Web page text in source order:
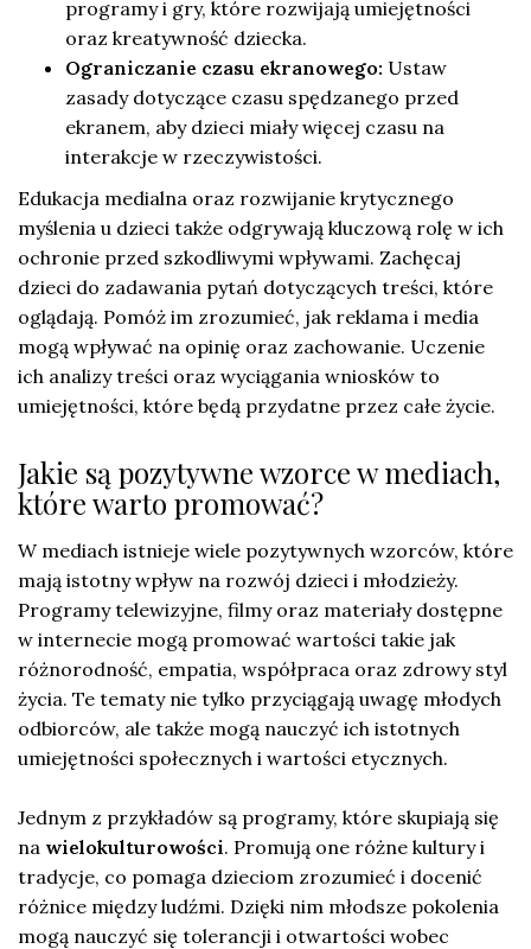
programy i gry, które rozwijają umiejętności
oraz kreatywność dziecka.
Ograniczanie czasu ekranowego: Ustaw
zasady dotyczące czasu spędzanego przed
ekranem, aby dzieci miały więcej czasu na
interakcje w rzeczywistości.
Edukacja medialna oraz rozwijanie krytycznego
myślenia u dzieci także odgrywają kluczową rolę w ich
ochronie przed szkodliwymi wpływami. Zachęcaj
dzieci do zadawania pytań dotyczących treści, które
oglądają. Pomóż im zrozumieć, jak reklama i media
mogą wpływać na opinię oraz zachowanie. Uczenie
ich analizy treści oraz wyciągania wniosków to
umiejętności, które będą przydatne przez całe życie.
Jakie są pozytywne wzorce w mediach,
które warto promować?
W mediach istnieje wiele pozytywnych wzorców, które
mają istotny wpływ na rozwój dzieci i młodzieży.
Programy telewizyjne, filmy oraz materiały dostępne
w internecie mogą promować wartości takie jak
różnorodność, empatia, współpraca oraz zdrowy styl
życia. Te tematy nie tylko przyciągają uwagę młodych
odbiorców, ale także mogą nauczyć ich istotnych
umiejętności społecznych i wartości etycznych.
Jednym z przykładów są programy, które skupiają się
na wielokulturowości. Promują one różne kultury i
tradycje, co pomaga dzieciom zrozumieć i docenić
różnice między ludźmi. Dzięki nim młodsze pokolenia
mogą nauczyć się tolerancji i otwartości wobec